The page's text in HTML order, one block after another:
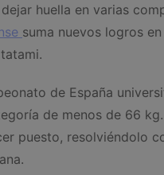
huella en varias
suma nuevos logros
de España
de menos de 66
puesto, resolviéndolo